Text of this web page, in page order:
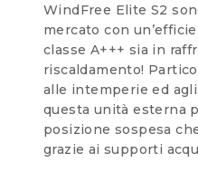
WindFree Elite S2
mercato con
classe A+++ sia in
riscaldamento!
alle intemperie ed
questa unità esterna
posizione sospesa
grazie ai supporti